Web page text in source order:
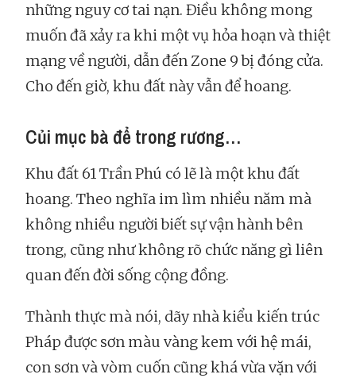
những nguy cơ tai nạn. Điều không mong
muốn đã xảy ra khi một vụ hỏa hoạn và thiệt
mạng về người, dẫn đến Zone 9 bị đóng cửa.
Cho đến giờ, khu đất này vẫn để hoang.
Củi mục bà để trong rương…
Khu đất 61 Trần Phú có lẽ là một khu đất
hoang. Theo nghĩa im lìm nhiều năm mà
không nhiều người biết sự vận hành bên
trong, cũng như không rõ chức năng gì liên
quan đến đời sống cộng đồng.
Thành thực mà nói, dãy nhà kiểu kiến trúc
Pháp được sơn màu vàng kem với hệ mái,
con sơn và vòm cuốn cũng khá vừa vặn với